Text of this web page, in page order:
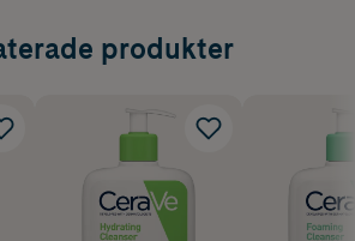
produkter